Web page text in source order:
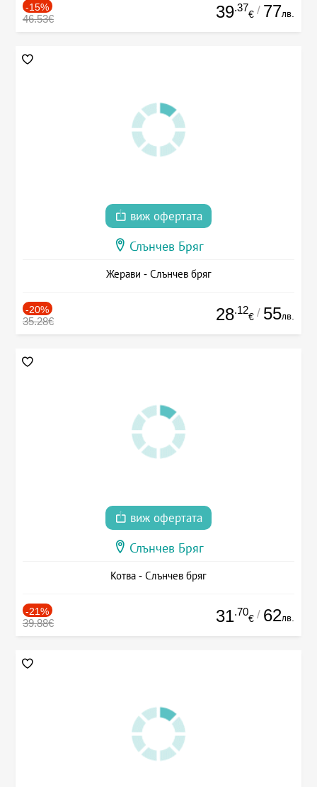
-15%
46.53€ 39.37
€ / 77лв.
виж офертата
Слънчев Бряг
Жерави - Слънчев бряг
-20%
35.28€ 28.12
€ / 55лв.
виж офертата
Слънчев Бряг
Котва - Слънчев бряг
-21%
39.88€ 31.70
€ / 62лв.